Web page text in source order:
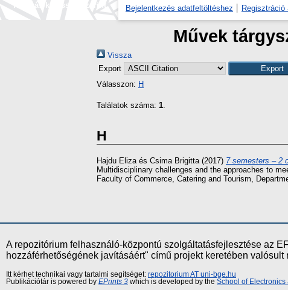
Tallózás kulcsszó szerint
Bejelentkezés adatfeltöltéshez Regisztráció
Művek
Vissza
Export
Válasszon: H
Találatok száma: 1.
H
Hajdu Elizaés Csima Brigitta(2017) 7 semesters – 2
Multidisciplinary challenges and the approaches to
Faculty of Commerce, Catering and Tourism,
A repozitórium felhasználó-központú szolgáltatásfejlesztése az
hozzáférhetőségének javításáért" című projekt keretében
Itt kérhet technikai vagy tartalmi segítséget: repozitorium AT uni-bge.hu
Publikációtár is powered by EPrints 3 which is developed by the School of Electronics